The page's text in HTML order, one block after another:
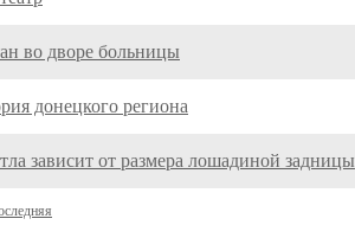
во дворе больницы
донецкого региона
зависит от размера лошадиной задницы